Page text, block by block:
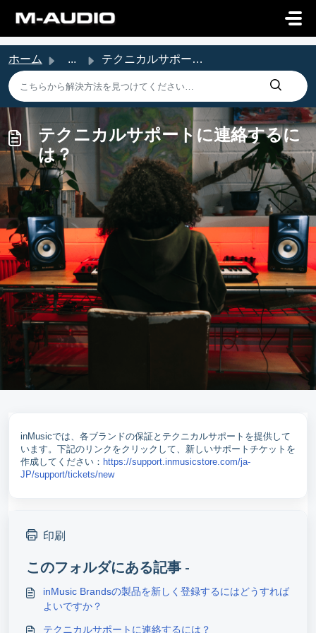
ホーム ... テクニカルサポートに連絡するには？
テクニカルサポートに連絡するに
は？
inMusicでは、各ブランドの保証とテクニカルサポートを提供して
います。下記のリンクをクリックして、新しいサポートチケットを
作成してください： https://support.inmusicstore.com/ja-
JP/support/tickets/new
印刷
このフォルダにある記事 -
inMusic Brandsの製品を新しく登録するにはどうすれば
よいですか？
テクニカルサポートに連絡するには？